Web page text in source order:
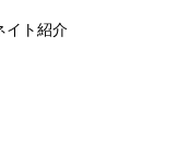
イト紹介